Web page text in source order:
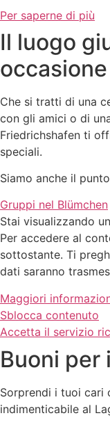
Per saperne di più
Il luogo
occasione
Che si tratti di una
con gli amici o di
Friedrichshafen ti
speciali.
Siamo anche il
Gruppi nel Blümchen
Stai visualizzando
Per accedere al
sottostante. Ti
dati saranno
Maggiori
Sblocca contenuto
Accetta il servizio
Buoni per
Sorprendi i tuoi cari
indimenticabile al